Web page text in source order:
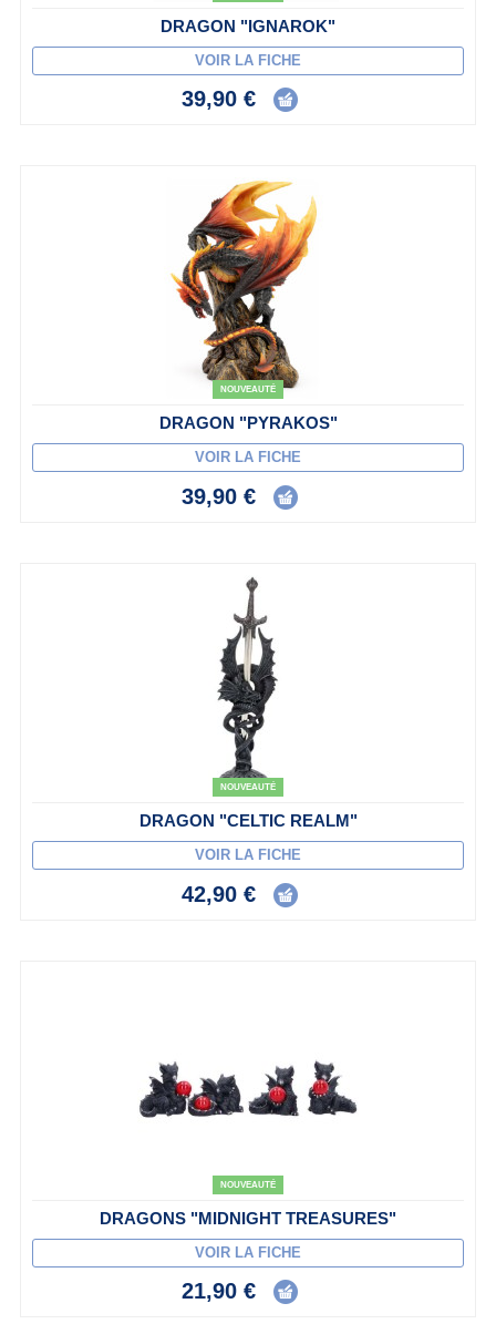
DRAGON "IGNAROK"
VOIR LA FICHE
39,90 €
NOUVEAUTÉ
DRAGON "PYRAKOS"
VOIR LA FICHE
39,90 €
NOUVEAUTÉ
DRAGON "CELTIC REALM"
VOIR LA FICHE
42,90 €
NOUVEAUTÉ
DRAGONS "MIDNIGHT TREASURES"
VOIR LA FICHE
21,90 €